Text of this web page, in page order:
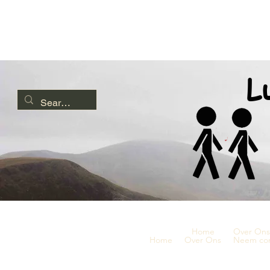
Home Over Ons
Home Over Ons Neem